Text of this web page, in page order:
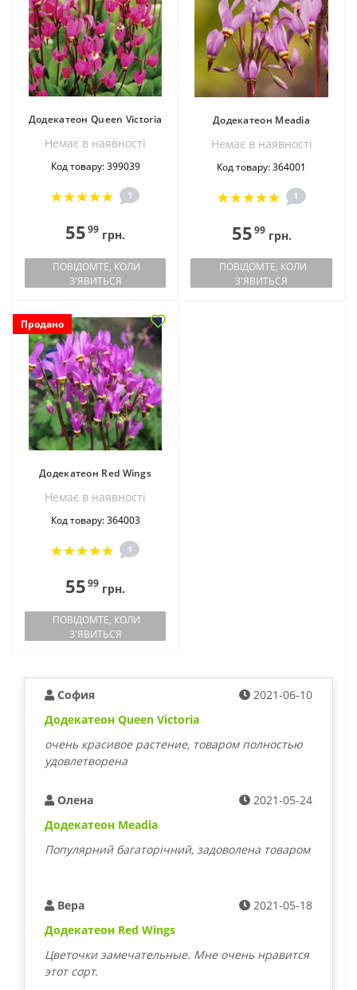
Додекатеон Queen Victoria
Немає в наявностi
Код товару: 399039
1
5599 грн.
ПОВІДОМТЕ, КОЛИ
З'ЯВИТЬСЯ
Додекатеон Meadia
Немає в наявностi
Код товару: 364001
1
5599грн.
ПОВІДОМТЕ, КОЛИ
З'ЯВИТЬСЯ
Продано
Додекатеон Red Wings
Немає в наявностi
Код товару: 364003
1
5599 грн.
ПОВІДОМТЕ, КОЛИ
З'ЯВИТЬСЯ
София
2021-06-10
Додекатеон Queen Victoria
очень красивое растение, товаром полностью
удовлетворена
Олена
2021-05-24
Додекатеон Meadia
Популярний багаторічний, задоволена товаром
Вера
2021-05-18
Додекатеон Red Wings
Цветочки замечательные. Мне очень нравится
этот сорт.